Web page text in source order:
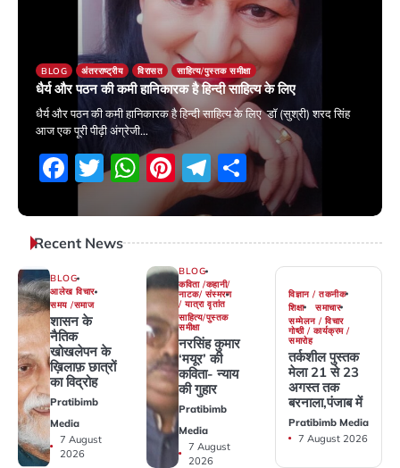
BLOG अंतरराष्ट्रीय विरासत साहित्य/पुस्तक समीक्षा
धैर्य और पठन की कमी हानिकारक है हिन्दी साहित्य के लिए
धैर्य और पठन की कमी हानिकारक है हिन्दी साहित्य के लिए डाॅ (सुश्री) शरद सिंह
आज एक पूरी पीढ़ी अंग्रेजी…
Facebook
Twitter
WhatsApp
Pinterest
Telegram
Share
22 November 2025
Recent News
BLOG
आलेख विचार
समय /समाज
शासन के
नैतिक
खोखलेपन के
ख़िलाफ़ छात्रों
का विद्रोह
Pratibimb
Media
7 August
2026
BLOG
कविता /कहानी/
नाटक/ संस्मरण
/ यात्रा वृतांत
साहित्य/पुस्तक
समीक्षा
नरसिंह कुमार
‘मयूर’ की
कविता- न्याय
की गुहार
Pratibimb
Media
7 August
2026
विज्ञान / तकनीक
शिक्षा
समाचार
सम्मेलन / विचार
गोष्ठी / कार्यक्रम /
समारोह
तर्कशील पुस्तक
मेला 21 से 23
अगस्त तक
बरनाला,पंजाब में
Pratibimb Media
7 August 2026